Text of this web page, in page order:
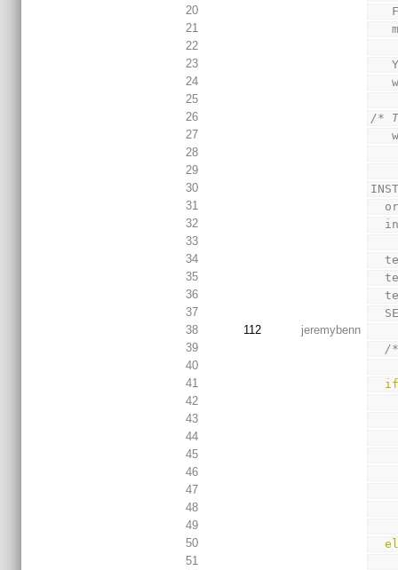
20
21
22
23
24
25
26
/*
27
28
29
30
31
32
33
34
35
36
37
38
112
jeremybenn
39
/
40
41
42
43
44
45
46
47
48
49
50
51